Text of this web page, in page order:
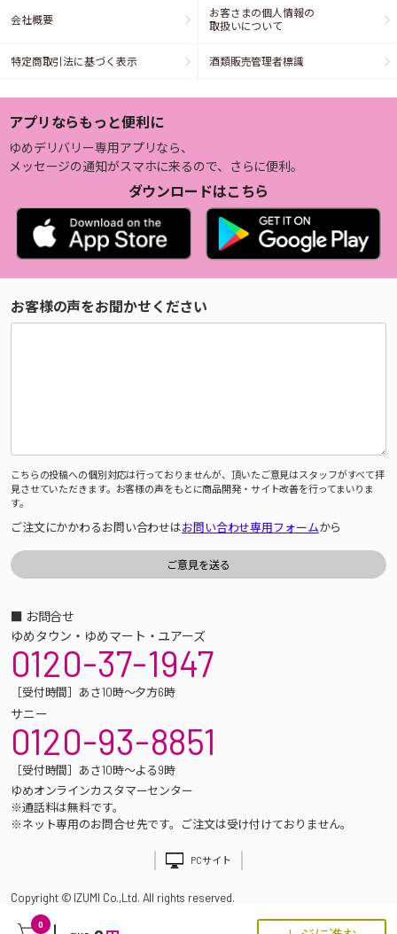
0
会社概要
お客さまの個人情報の
取扱いについて
特定商取引法に基づく表示 酒類販売管理者標識
アプリならもっと便利に
ゆめデリバリー専用アプリなら、
メッセージの通知がスマホに来るので、さらに便利。
ダウンロードはこちら
お客様の声をお聞かせください
こちらの投稿への個別対応は行っておりませんが、頂いたご意見はスタッフがすべて拝
見させていただきます。お客様の声をもとに商品開発・サイト改善を行ってまいりま
す。
ご注文にかかわるお問い合わせはお問い合わせ専用フォームから
■ お問合せ
ゆめタウン・ゆめマート・ユアーズ
0120-37-1947
［受付時間］あさ10時～夕方6時
サニー
0120-93-8851
［受付時間］あさ10時～よる9時
ゆめオンラインカスタマーセンター
※通話料は無料です。
※ネット専用のお問合せ先です。ご注文は受け付けておりません。
PCサイト
Copyright © IZUMI Co.,Ltd. All rights reserved.